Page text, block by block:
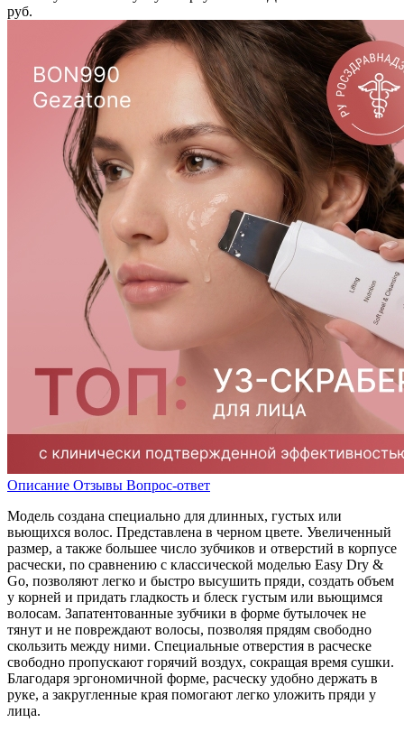
руб.
Описание Отзывы Вопрос-ответ
Модель создана специально для длинных, густых или
вьющихся волос. Представлена в черном цвете. Увеличенный
размер, а также большее число зубчиков и отверстий в корпусе
расчески, по сравнению с классической моделью Easy Dry &
Go, позволяют легко и быстро высушить пряди, создать объем
у корней и придать гладкость и блеск густым или вьющимся
волосам. Запатентованные зубчики в форме бутылочек не
тянут и не повреждают волосы, позволяя прядям свободно
скользить между ними. Специальные отверстия в расческе
свободно пропускают горячий воздух, сокращая время сушки.
Благодаря эргономичной форме, расческу удобно держать в
руке, а закругленные края помогают легко уложить пряди у
лица.